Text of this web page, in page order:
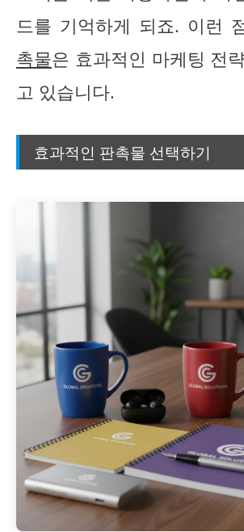
드를 기억하게 되죠. 이런
촉물은 효과적인 마케팅 전
고 있습니다.
효과적인 판촉물 선택하기